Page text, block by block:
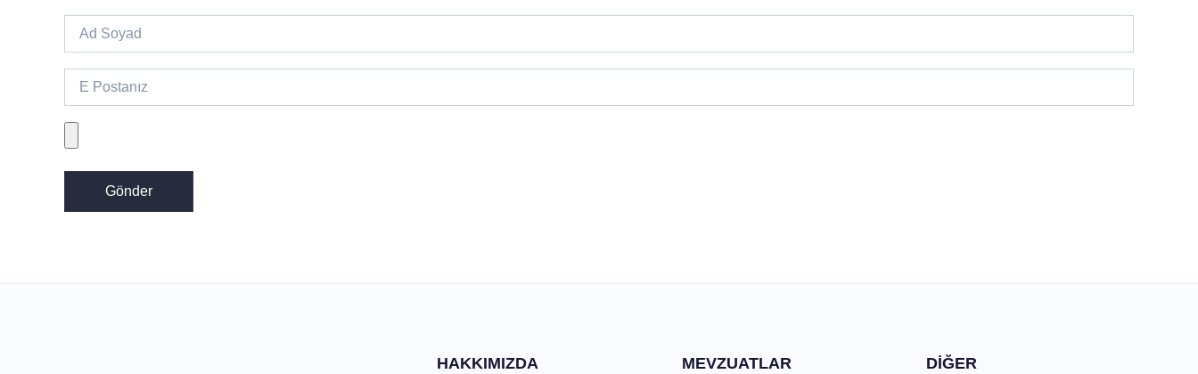
Gönder
HAKKIMIZDA MEVZUATLAR DİĞER